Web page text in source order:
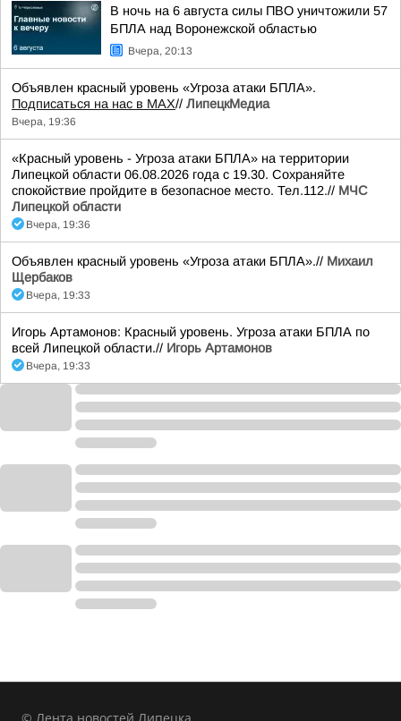
В ночь на 6 августа силы ПВО уничтожили 57
БПЛА над Воронежской областью
Вчера, 20:13
Объявлен красный уровень «Угроза атаки БПЛА».
Подписаться на нас в МАХ// ЛипецкМедиа
Вчера, 19:36
«Красный уровень - Угроза атаки БПЛА» на территории
Липецкой области 06.08.2026 года с 19.30. Сохраняйте
спокойствие пройдите в безопасное место. Тел.112.// МЧС
Липецкой области
Вчера, 19:36
Объявлен красный уровень «Угроза атаки БПЛА».// Михаил
Щербаков
Вчера, 19:33
Игорь Артамонов: Красный уровень. Угроза атаки БПЛА по
всей Липецкой области.// Игорь Артамонов
Вчера, 19:33